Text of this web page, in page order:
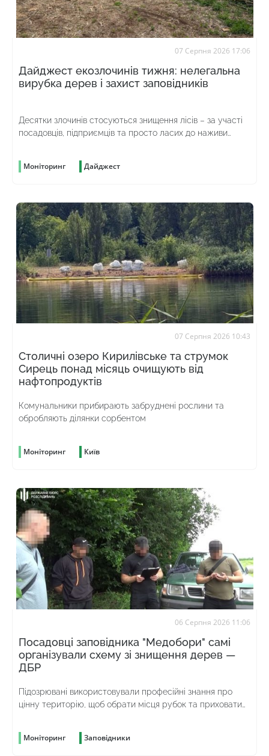
07 Серпня 2026 17:06
Дайджест екозлочинів тижня: нелегальна
вирубка дерев і захист заповідників
Десятки злочинів стосуються знищення лісів – за участі
посадовців, підприємців та просто ласих до наживи
Моніторинг Дайджест
07 Серпня 2026 10:43
Столичні озеро Кирилівське та струмок
Сирець понад місяць очищують від
нафтопродуктів
Комунальники прибирають забруднені рослини та
обробляють ділянки сорбентом
Моніторинг Київ
06 Серпня 2026 11:06
Посадовці заповідника "Медобори" самі
організували схему зі знищення дерев —
ДБР
Підозрювані використовували професійні знання про
цінну територію, щоб обрати місця рубок та приховати
Моніторинг Заповідники